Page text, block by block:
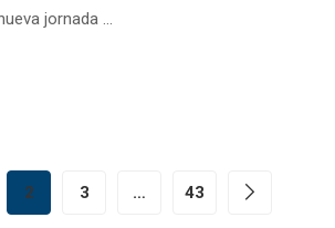
jornada …
2 3 … 43